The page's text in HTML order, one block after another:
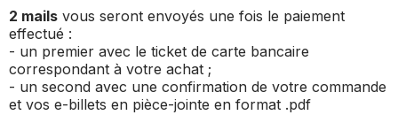
2 mails vous seront envoyés une fois le paiement
effectué :
- un premier avec le ticket de carte bancaire
correspondant à votre achat ;
- un second avec une confirmation de votre commande
et vos e-billets en pièce-jointe en format .pdf